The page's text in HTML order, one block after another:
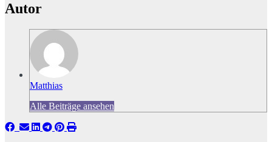
Autor
Matthias
Alle Beiträge ansehen